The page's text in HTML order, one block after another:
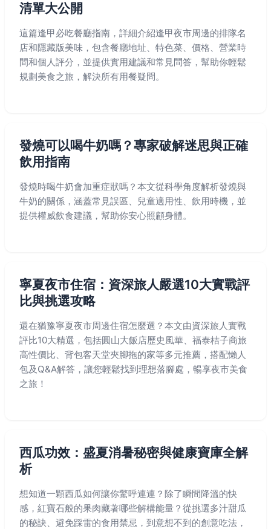
清單大公開
這篇逢甲必吃餐廳指南，詳細介紹逢甲夜市周邊的排隊名
店和隱藏版美味，包含餐廳地址、特色菜、價格、營業時
間和個人評分，並提供實用建議和常見問答，幫助你輕鬆
規劃美食之旅，解決所有用餐疑問。
發燒可以喝牛奶嗎？專家破解迷思與正確
飲用指南
發燒時喝牛奶會加重症狀嗎？本文從科學角度解析發燒與
牛奶的關係，涵蓋常見誤區、兒童適用性、飲用時機，並
提供權威飲食建議，幫助你安心照顧身體。
寧夏夜市住宿：資深旅人嚴選10大實戰評
比與挑選攻略
還在猶豫寧夏夜市周邊住宿怎麼選？本文由資深旅人實戰
評比10大精選，包括圓山大飯店歷史風華、福泰桔子商旅
高性價比、背包客天堂夾腳拖的家等多元推薦，搭配懶人
包及Q&A解答，讓您輕鬆找到理想落腳處，暢享夜市美食
之旅！
西瓜功效：盛夏消暑秘密與健康寶庫全解
析
想知道一顆西瓜如何讓你驚呼連連？除了瞬間降溫的快
感，紅寶石般的果肉藏著哪些解構能量？從挑選多汁甜瓜
的秘訣、避免踩雷的食用禁忌，到意想不到的創意吃法，